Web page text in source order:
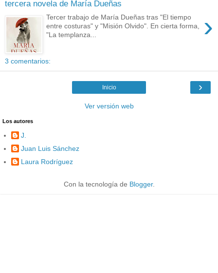
tercera novela de María Dueñas
›
Tercer trabajo de María Dueñas tras "El tiempo
entre costuras" y "Misión Olvido". En cierta forma,
"La templanza...
3 comentarios:
›
Inicio
Ver versión web
Los autores
J.
Juan Luis Sánchez
Laura Rodríguez
Con la tecnología de Blogger.